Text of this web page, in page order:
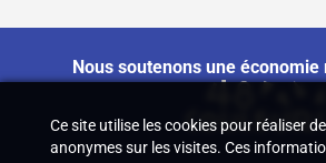
Nous soutenons une économie
Ce site utilise les cookies pour réaliser
anonymes sur les visites. Ces